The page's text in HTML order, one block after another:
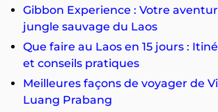
Gibbon Experience : Votre
jungle sauvage du Laos
Que faire au Laos en 15 jours :
et conseils pratiques
Meilleures façons de voyager de
Luang Prabang